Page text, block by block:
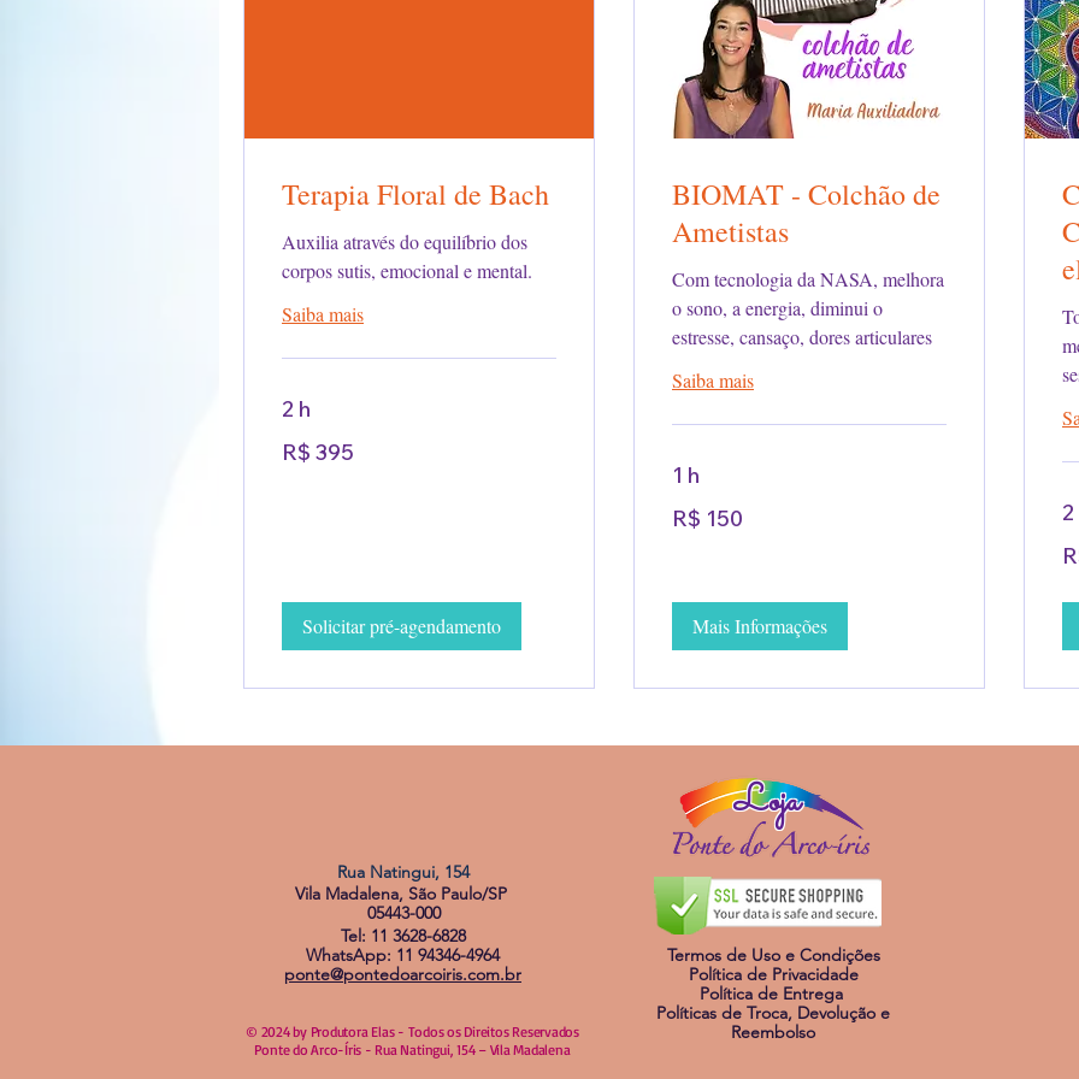
Terapia Floral de Bach
Auxilia através do equilíbrio dos
corpos sutis, emocional e mental.
Saiba mais
2 h
Reais
brasileiros
R$ 395
Solicitar pré-agendamento
BIOMAT - Colchão de
Ametistas
Com tecnologia da NASA, melhora
o sono, a energia, diminui o
estresse, cansaço, dores articulares
Saiba mais
1 h
Reais
brasileiros
R$ 150
Mais Informações
2
Rua Natingui, 154
Vila Madalena, São Paulo/SP
05443-000
Tel: 11 3628-6828
WhatsApp: 11 94346-4964
ponte@pontedoarcoiris.com.br
© 2024 by Produtora Elas - Todos os Direitos Reservados
Ponte do Arco-Íris - Rua Natingui, 154 – Vila Madalena
Loja
Termos de Uso e Condições
Política de Privacidade
Política de Entrega
Políticas de Troca, Devolução e
Reembolso